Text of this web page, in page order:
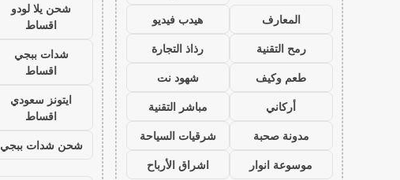
المعارف
هيدب فيديو
رمح التقنية
رذاذ التجارة
طعم وكيف
شهود نت
أركاني
مباشر التقنية
مدونة صحبة
شرقيات السياحة
موسوعة انوار
اشراق الأرباح
شحن يلا لودو
اقساط
شدات ببجي
اقساط
ايتونز سعودي
اقساط
شحن شدات ببجي